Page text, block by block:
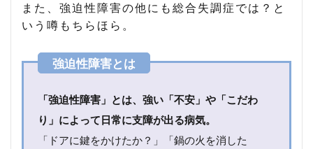
エピ
ソー
の1
タバ
コ
2.2
炎上
エピ
ソー
また、強迫性障害の他にも総合失調症では？と
いう噂もちらほら。
「強迫性障害」とは、強い「不安」や「こだわ
り」によって日常に支障が出る病気。
「ドアに鍵をかけたか？」「鍋の火を消した